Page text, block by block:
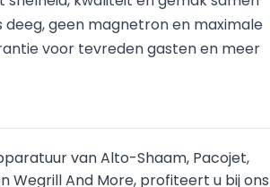
van Alto-Shaam, Pacojet,
Wegrill And More, profiteert u bij ons
deeg, geen magnetron en maximale
voor tevreden gasten en meer